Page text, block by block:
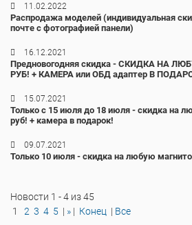
11.02.2022
Распродажа моделей (индивидуальная
почте с фотографией панели)
16.12.2021
Предновогодняя скидка - СКИДКА НА
РУБ! + КАМЕРА или ОБД адаптер В
15.07.2021
Только с 15 июля до 18 июля - скидка на
руб! + камера в подарок!
09.07.2021
Только 10 июля - скидка на любую
Новости 1 - 4 из 45
1
2 3 4 5 | » | Конец | Все